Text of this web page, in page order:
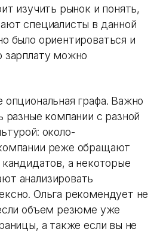
изучить рынок и понять,
специалисты в данной
было ориентироваться и
зарплату можно
графа. Важно
разные компании с разной
около-
реже обращают
а некоторые
анализировать
Ольга рекомендует не
объем резюме уже
а также если вы не